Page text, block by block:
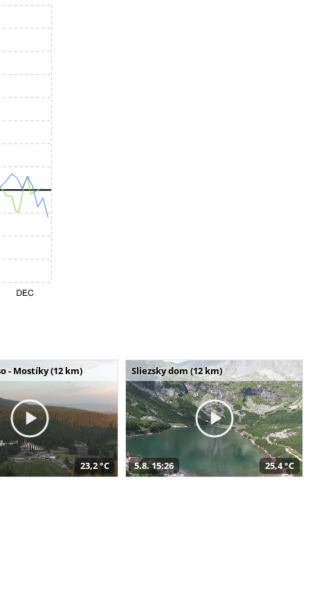
- Mostíky (12 km)
23,2 °C
Sliezsky dom (12 km)
5.8. 15:26 25,4 °C